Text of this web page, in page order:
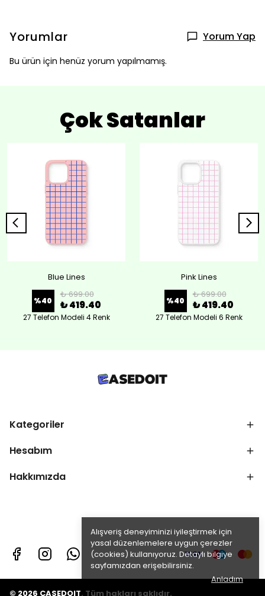
Alışveriş deneyiminizi iyileştirmek için
yasal düzenlemelere uygun çerezler
(cookies) kullanıyoruz. Detaylı bilgiye
sayfamızdan erişebilirsiniz.
Anladım
Yorumlar Yorum Yap
Bu ürün için henüz yorum yapılmamış.
Çok Satanlar
Blue Lines
%40
₺ 699.00
₺ 419.40
27 Telefon Modeli 4 Renk
Pink Lines
%40
₺ 699.00
₺ 419.40
27 Telefon Modeli 6 Renk
Kategoriler
Hesabım
Hakkımızda
© 2026 CASEDOIT. Tüm hakları saklıdır.